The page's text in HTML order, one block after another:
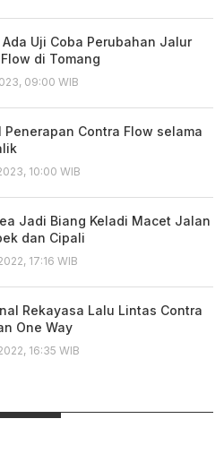
Ada Uji Coba Perubahan Jalur
di Tomang
09:00 WIB
Penerapan Contra Flow selama
10:00 WIB
Jadi Biang Keladi Macet Jalan
dan Cipali
17:16 WIB
Rekayasa Lalu Lintas Contra
One Way
16:35 WIB